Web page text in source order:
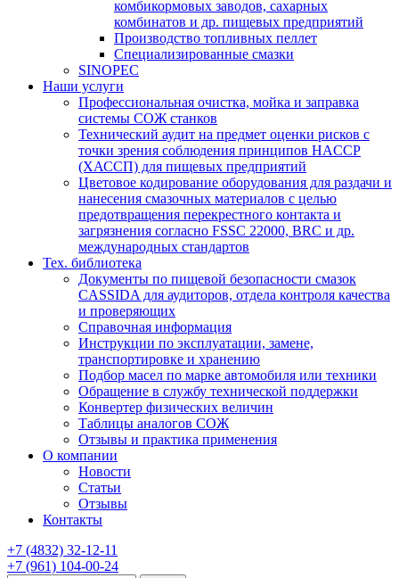
комбикормовых заводов, сахарных
комбинатов и др. пищевых предприятий
Производство топливных пеллет
Специализированные смазки
SINOPEC
Наши услуги
Профессиональная очистка, мойка и заправка
системы СОЖ станков
Технический аудит на предмет оценки рисков с
точки зрения соблюдения принципов HACCP
(ХАССП) для пищевых предприятий
Цветовое кодирование оборудования для раздачи и
нанесения смазочных материалов с целью
предотвращения перекрестного контакта и
загрязнения согласно FSSC 22000, BRC и др.
международных стандартов
Тех. библиотека
Документы по пищевой безопасности смазок
CASSIDA для аудиторов, отдела контроля качества
и проверяющих
Справочная информация
Инструкции по эксплуатации, замене,
транспортировке и хранению
Подбор масел по марке автомобиля или техники
Обращение в службу технической поддержки
Конвертер физических величин
Таблицы аналогов СОЖ
Отзывы и практика применения
О компании
Новости
Статьи
Отзывы
Контакты
+7 (4832) 32-12-11
+7 (961) 104-00-24